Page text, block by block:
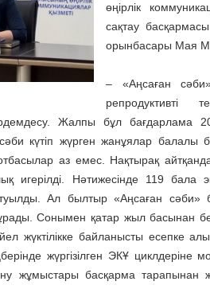
өңірлік
сақтау
орынбасары Мая
– «Аңсаған
репродуктивті
Жалпы бұл бағдарлама
күтіп жүрген жанұялар балалы
аз емес. Нақтырақ
игерілді. Нәтижесінде 119 бала
Ал былтыр «Аңсаған
Сонымен қатар жыл басынан
жүктілікке байланысты есепке
жүргізілген ЭКҰ циклдеріне
жұмыстары басқарма